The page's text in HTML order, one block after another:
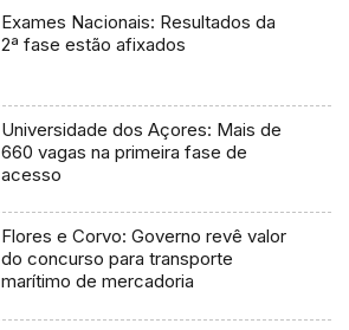
Exames Nacionais: Resultados da
2ª fase estão afixados
Universidade dos Açores: Mais de
660 vagas na primeira fase de
acesso
Flores e Corvo: Governo revê valor
do concurso para transporte
marítimo de mercadoria